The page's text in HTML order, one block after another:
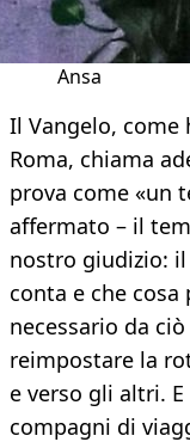
Ansa
Il Vangelo, come
Roma, chiama
prova come «un
affermato – il
nostro giudizio:
conta e che cosa
necessario da
reimpostare la
e verso gli altri.
compagni di